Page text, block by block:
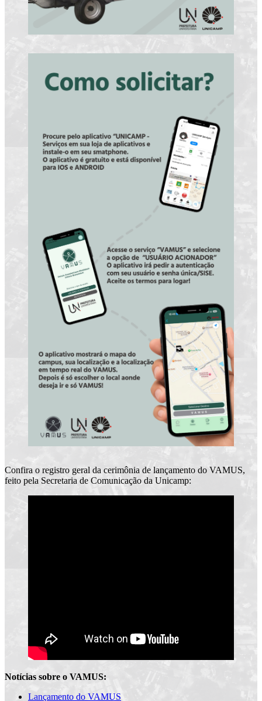
Confira o registro geral da cerimônia de lançamento do VAMUS,
feito pela Secretaria de Comunicação da Unicamp:
Notícias sobre o VAMUS:
Lançamento do VAMUS